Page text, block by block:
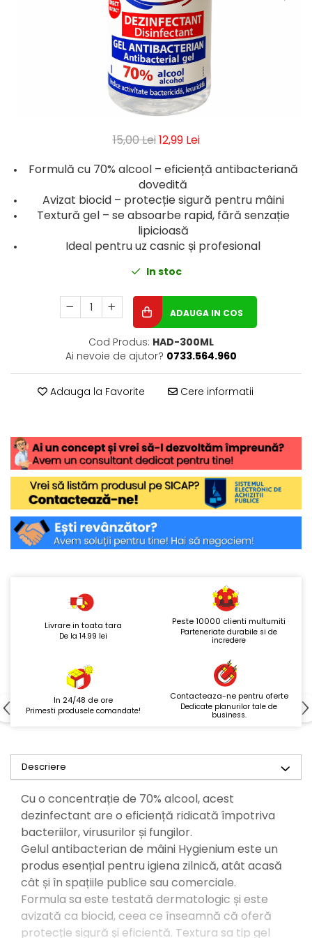
Intretinere masina de spalat
Insecticide si Capcane
Solutii desfundat tevi
15,00 Lei12,99 Lei
Formulă cu 70% alcool – eficiență antibacteriană
dovedită
Avizat biocid – protecție sigură pentru mâini
Textură gel – se absoarbe rapid, fără senzație
lipicioasă
Ideal pentru uz casnic și profesional
In stoc
ADAUGA IN COS
Cod Produs: HAD-300ML
Ai nevoie de ajutor? 0733.564.960
Adauga la Favorite Cere informatii
Livrare in toata tara
De la 14.99 lei
Peste 10000 clienti multumiti
Parteneriate durabile si de
incredere
In 24/48 de ore
Primesti produsele comandate!
Contacteaza-ne pentru oferte
Dedicate planurilor tale de
business.
Descriere
Cu o concentrație de 70% alcool, acest
dezinfectant are o eficiență ridicată împotriva
bacteriilor, virusurilor și fungilor.
Gelul antibacterian de mâini Hygienium este un
produs esențial pentru igiena zilnică, atât acasă
cât și în spațiile publice sau comerciale.
Formula sa este testată dermatologic și este
avizată ca biocid, ceea ce înseamnă că oferă
protecție sigură și eficientă. Textura sa tip gel